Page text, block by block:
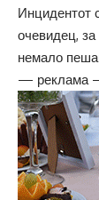
Инцидентот
очевидец,
немало
— реклама